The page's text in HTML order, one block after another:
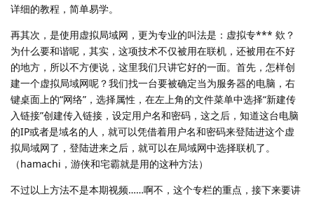
详细的教程，简单易学。
再其次，是使用虚拟局域网，更为专业的叫法是：虚拟专*** 欸？
为什么要和谐呢，其实，这项技术不仅被用在联机，还被用在不好
的地方，所以不方便说，这里我们只讲它好的一面。首先，怎样创
建一个虚拟局域网呢？我们找一台要被确定当为服务器的电脑，右
键桌面上的“网络”，选择属性，在左上角的文件菜单中选择“新建传
入链接”创建传入链接，设定用户名和密码，这之后，知道这台电脑
的IP或者是域名的人，就可以凭借着用户名和密码来登陆进这个虚
拟局域网了，登陆进来之后，就可以在局域网中选择联机了。
（hamachi，游侠和宅霸就是用的这种方法）
不过以上方法不是本期视频……啊不，这个专栏的重点，接下来要讲